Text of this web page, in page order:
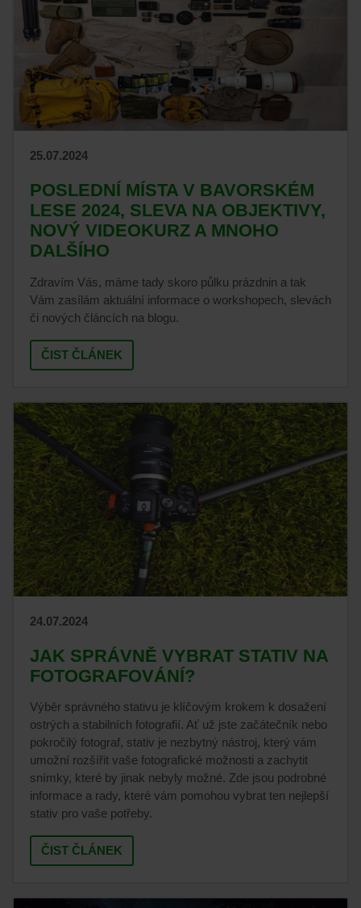
25.07.2024
POSLEDNÍ MÍSTA V BAVORSKÉM
LESE 2024, SLEVA NA OBJEKTIVY,
NOVÝ VIDEOKURZ A MNOHO
DALŠÍHO
Zdravím Vás, máme tady skoro půlku prázdnin a tak
Vám zasílám aktuální informace o workshopech, slevách
či nových článcích na blogu.
ČIST ČLÁNEK
24.07.2024
JAK SPRÁVNĚ VYBRAT STATIV NA
FOTOGRAFOVÁNÍ?
Výběr správného stativu je klíčovým krokem k dosažení
ostrých a stabilních fotografií. Ať už jste začátečník nebo
pokročilý fotograf, stativ je nezbytný nástroj, který vám
umožní rozšířit vaše fotografické možnosti a zachytit
snímky, které by jinak nebyly možné. Zde jsou podrobné
informace a rady, které vám pomohou vybrat ten nejlepší
stativ pro vaše potřeby.
ČIST ČLÁNEK